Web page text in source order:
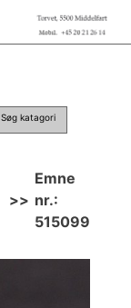
Søg katagori
>>
Emne
nr.:
515099